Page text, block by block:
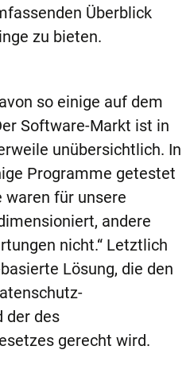
Überblick
zu bieten.
so einige auf dem
Software-Markt ist in
unübersichtlich. In
Programme getestet
waren für unsere
andere
nicht.“ Letztlich
Lösung, die den
der des
gerecht wird.